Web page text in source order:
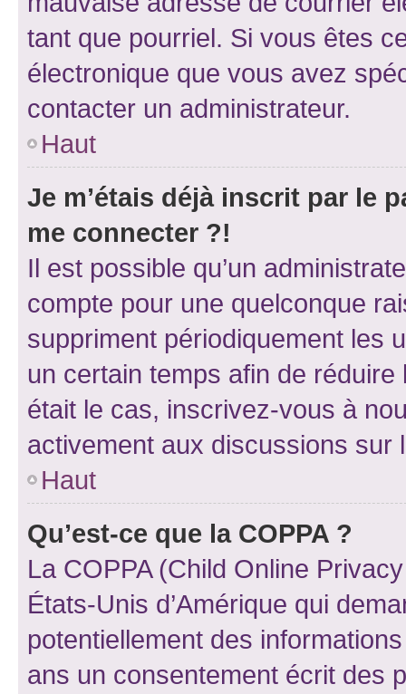
tant que pourriel. Si vous êtes
électronique que vous avez
contacter un administrateur.
Haut
Je m’étais déjà inscrit par le
me connecter ?!
Il est possible qu’un
compte pour une quelconque
suppriment périodiquement les
un certain temps afin de
était le cas, inscrivez-vous à
activement aux discussions sur
Haut
Qu’est-ce que la COPPA ?
La COPPA (Child Online
États-Unis d’Amérique qui
potentiellement des
ans un consentement écrit des